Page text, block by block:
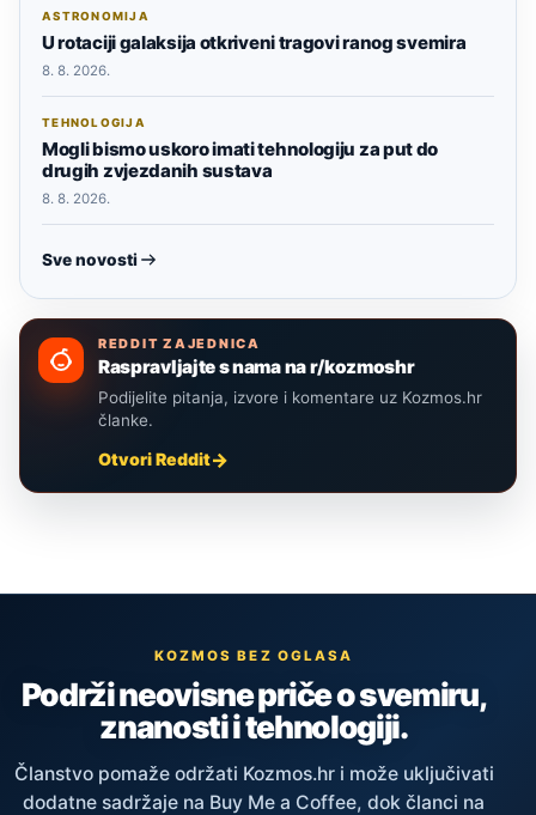
ASTRONOMIJA
U rotaciji galaksija otkriveni tragovi ranog svemira
8. 8. 2026.
TEHNOLOGIJA
Mogli bismo uskoro imati tehnologiju za put do
drugih zvjezdanih sustava
8. 8. 2026.
Sve novosti
REDDIT ZAJEDNICA
Raspravljajte s nama na r/kozmoshr
Podijelite pitanja, izvore i komentare uz Kozmos.hr
članke.
Otvori Reddit
KOZMOS BEZ OGLASA
Podrži neovisne priče o svemiru,
znanosti i tehnologiji.
Članstvo pomaže održati Kozmos.hr i može uključivati
dodatne sadržaje na Buy Me a Coffee, dok članci na